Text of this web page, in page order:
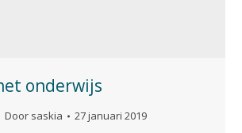
onderwijs
Door saskia 27 januari 2019